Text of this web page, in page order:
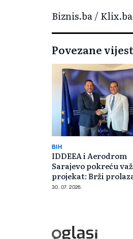
Biznis.ba / Klix.ba
Povezane
BIH
IDDEEA i Aerodrom
Sarajevo pokreću
projekat: Brži
granice
30. 07. 2026.